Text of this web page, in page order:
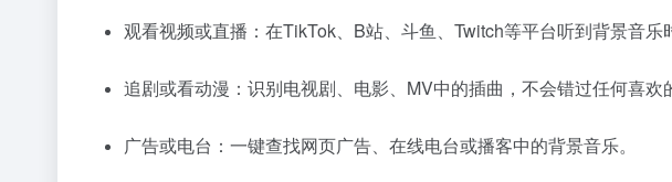
观看视频或直播：在TikTok、B站、斗鱼、Twitch等平台听到背景音乐
追剧或看动漫：识别电视剧、电影、MV中的插曲，不会错过任何喜欢
广告或电台：一键查找网页广告、在线电台或播客中的背景音乐。